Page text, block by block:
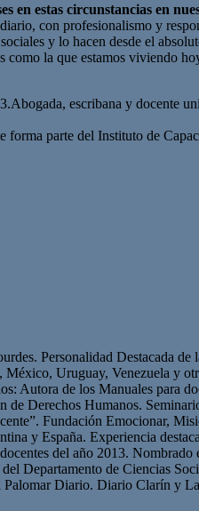
en estas circunstancias en
con profesionalismo y
y lo hacen desde el
la que estamos viviendo
escribana y docente
parte del Instituto de
Personalidad Destacada
Uruguay, Venezuela y
Autora de los Manuales para
Derechos Humanos.
Fundación Emocionar,
y España. Experiencia
del año 2013.
Departamento de Ciencias
Diario. Diario Clarín y